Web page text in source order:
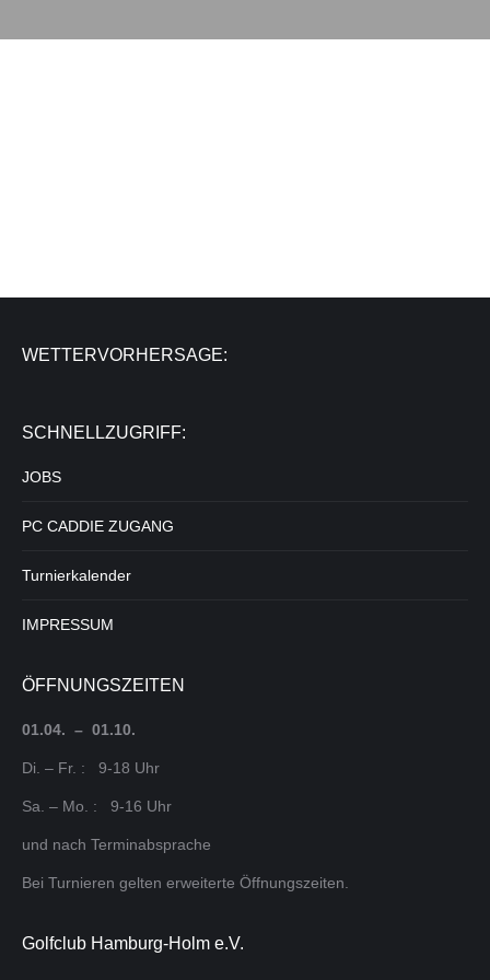
WETTERVORHERSAGE:
SCHNELLZUGRIFF:
JOBS
PC CADDIE ZUGANG
Turnierkalender
IMPRESSUM
ÖFFNUNGSZEITEN
01.04. – 01.10.
Di. – Fr. : 9-18 Uhr
Sa. – Mo. : 9-16 Uhr
und nach Terminabsprache
Bei Turnieren gelten erweiterte Öffnungszeiten.
Golfclub Hamburg-Holm e.V.